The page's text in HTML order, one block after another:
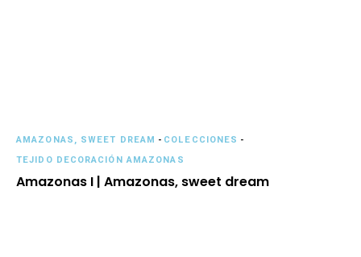
AMAZONAS, SWEET DREAM - COLECCIONES -
TEJIDO DECORACIÓN AMAZONAS
Amazonas I | Amazonas, sweet dream